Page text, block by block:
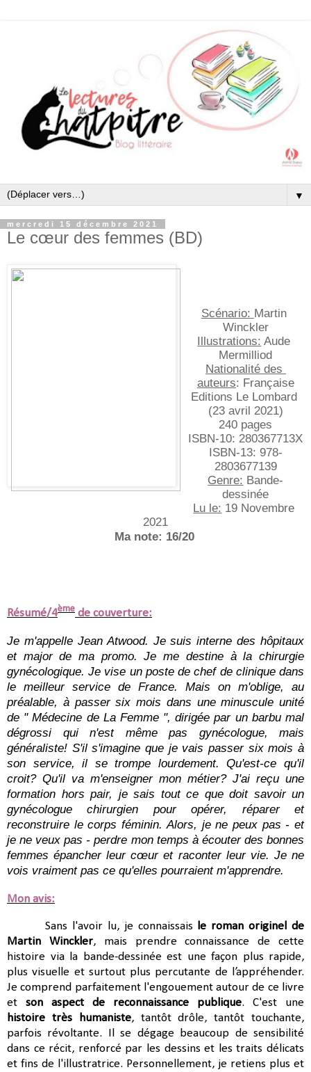
▼
mercredi 15 décembre 2021
Le cœur des femmes (BD)
Scénario: Martin
Winckler
Illustrations: Aude
Mermilliod
Nationalité des
auteurs: Française
Editions Le Lombard
(23 avril 2021)
240 pages
ISBN-10:‎ 280367713X
ISBN-13:‎ 978-
2803677139
Genre: Bande-
dessinée
Lu le: 19 Novembre
2021
Ma note: 16/20
Résumé/4ème de couverture:
Je m'appelle Jean Atwood. Je suis interne des hôpitaux
et major de ma promo. Je me destine à la chirurgie
gynécologique. Je vise un poste de chef de clinique dans
le meilleur service de France. Mais on m'oblige, au
préalable, à passer six mois dans une minuscule unité
de " Médecine de La Femme ", dirigée par un barbu mal
dégrossi qui n'est même pas gynécologue, mais
généraliste! S'il s'imagine que je vais passer six mois à
son service, il se trompe lourdement. Qu'est-ce qu'il
croit? Qu'il va m'enseigner mon métier? J'ai reçu une
formation hors pair, je sais tout ce que doit savoir un
gynécologue chirurgien pour opérer, réparer et
reconstruire le corps féminin. Alors, je ne peux pas - et
je ne veux pas - perdre mon temps à écouter des bonnes
femmes épancher leur cœur et raconter leur vie. Je ne
vois vraiment pas ce qu'elles pourraient m'apprendre.
Mon avis:
Sans l'avoir lu, je connaissais le roman originel de
Martin Winckler, mais prendre connaissance de cette
histoire via la bande-dessinée est une façon plus rapide,
plus visuelle et surtout plus percutante de l’appréhender.
Je comprend parfaitement l'engouement autour de ce livre
et son aspect de reconnaissance publique. C'est une
histoire très humaniste, tantôt drôle, tantôt touchante,
parfois révoltante. Il se dégage beaucoup de sensibilité
dans ce récit, renforcé par les dessins et les traits délicats
et fins de l'illustratrice. Personnellement, je retiens plus et